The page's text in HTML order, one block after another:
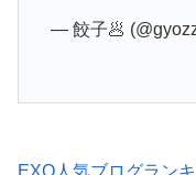
— 餃子🥟
EXO人気ブログラン